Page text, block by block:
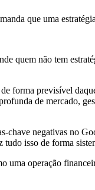
que uma
quem não tem
forma previsível
de mercado,
chave negativas no
isso de forma
uma operação